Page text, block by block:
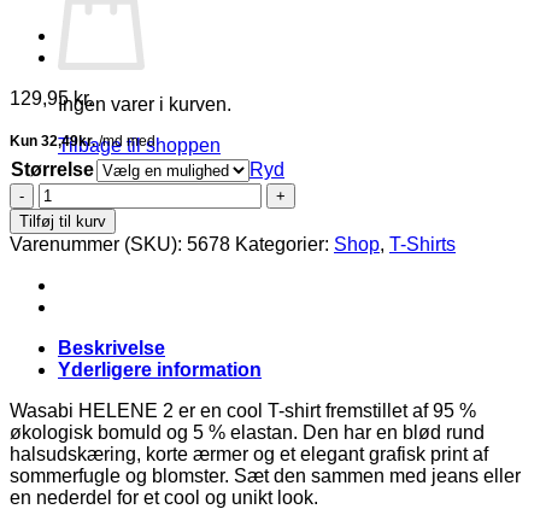
Ingen varer i kurven.
Tilbage til shoppen
129,95kr.
Størrelse
Ryd
Wasabi
Helene
2
T-
Shirt
Hvid
Print
BM:
40:115
42:120
44:125
46/48:135
50/52:145
Tilføj til kurv
Varenummer (SKU): 5678 Kategorier: Shop, T-Shirts
Beskrivelse
Yderligere information
Wasabi HELENE 2 er en cool T-shirt fremstillet af 95 %
økologisk bomuld og 5 % elastan. Den har en blød rund
halsudskæring, korte ærmer og et elegant grafisk print af
sommerfugle og blomster. Sæt den sammen med jeans eller
en nederdel for et cool og unikt look.